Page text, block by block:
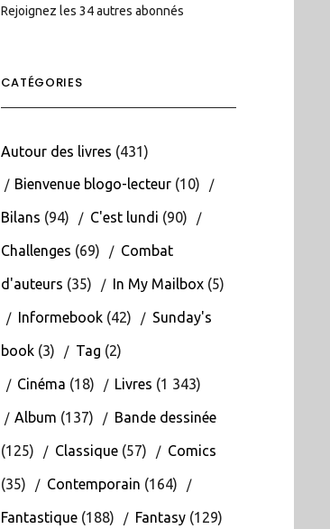
Rejoignez les 34 autres abonnés
CATÉGORIES
Autour des livres (431)
Bienvenue blogo-lecteur(10)
Bilans (94) C'est lundi (90)
Challenges (69) Combat
d'auteurs (35) In My Mailbox(5)
Informebook(42) Sunday's
book(3) Tag (2)
Cinéma (18) Livres (1 343)
Album (137) Bande dessinée
(125) Classique(57) Comics
(35) Contemporain (164)
Fantastique(188) Fantasy(129)